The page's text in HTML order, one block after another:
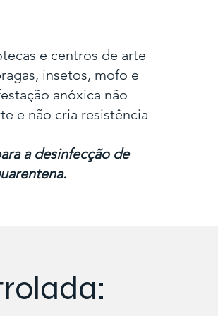
e centros de arte
insetos, mofo e
anóxica não
e não cria resistência
a desinfecção de